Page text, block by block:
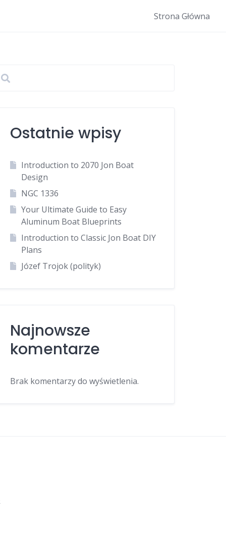
Strona Główna
Ostatnie wpisy
Introduction to 2070 Jon Boat
Design
NGC 1336
Your Ultimate Guide to Easy
Aluminum Boat Blueprints
Introduction to Classic Jon Boat DIY
Plans
Józef Trojok (polityk)
Najnowsze
komentarze
Brak komentarzy do wyświetlenia.